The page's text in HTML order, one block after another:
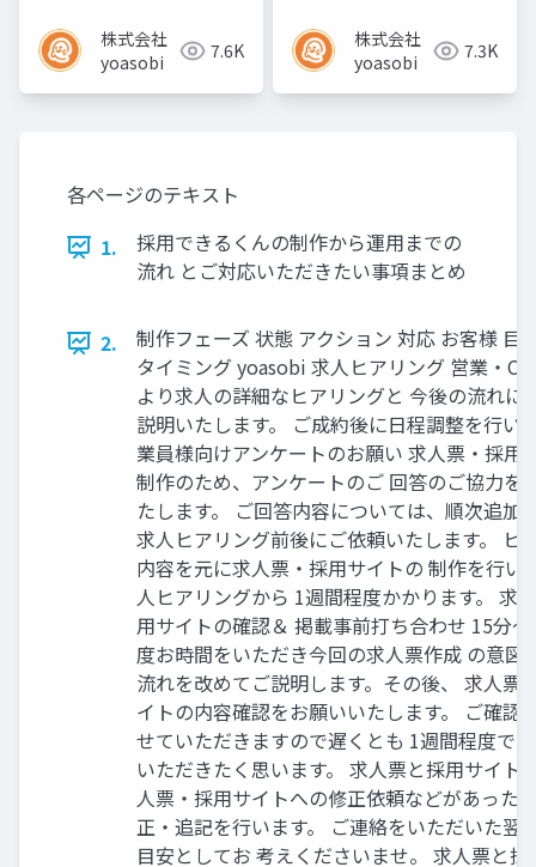
株式会社
yoasobi
7.6K
株式会社
yoasobi
7.3K
各ページのテキスト
1.
採⽤できるくんの制作から運⽤までの
流れ とご対応いただきたい事項まとめ
2.
制作フェーズ 状態 アクション 対応 お客様 目
タイミング yoasobi 求人ヒアリング 営業・
より求人の詳細なヒアリングと 今後の流れに
説明いたします。 ご成約後に日程調整を行い
業員様向けアンケートのお願い 求人票・採用
制作のため、アンケートのご 回答のご協力を
たします。 ご回答内容については、順次追加
求人ヒアリング前後にご依頼いたします。 ヒ
内容を元に求人票・採用サイトの 制作を行い
人ヒアリングから 1週間程度かかります。 求
用サイトの確認＆ 掲載事前打ち合わせ 15分
度お時間をいただき今回の求人票作成 の意図
流れを改めてご説明します。その後、 求人票
イトの内容確認をお願いいたします。 ご確認
せていただきますので遅くとも 1週間程度で
いただきたく思います。 求人票と採用サイト
人票・採用サイトへの修正依頼などがあった
正・追記を行います。 ご連絡をいただいた翌
目安としてお 考えくださいませ。 求人票と採